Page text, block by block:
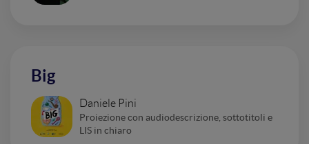
Big
Daniele Pini
Proiezione con audiodescrizione, sottotitoli e
LIS in chiaro